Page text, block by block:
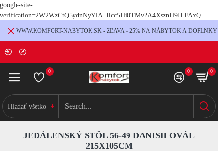
google-site-
verification=2W2WzCtQ5ydnNyYlA_Hcc5Hi0TMv2A4XsznH9ILFAxQ
WWW.KOMFORT-NABYTOK.SK - ZĽAVA - 25% NA NÁBYTOK A DOPLNKY
0 0 0
Hladať všetko
JEDÁLENSKÝ STÔL 56-49 DANISH OVÁL
215X105CM